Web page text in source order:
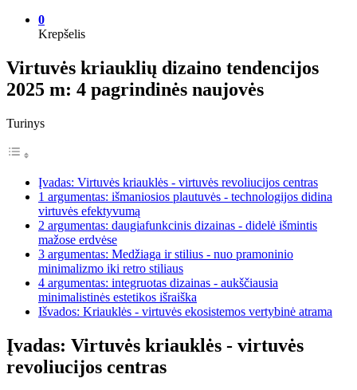
0
Krepšelis
Virtuvės kriauklių dizaino tendencijos
2025 m: 4 pagrindinės naujovės
Turinys
Įvadas: Virtuvės kriauklės - virtuvės revoliucijos centras
1 argumentas: išmaniosios plautuvės - technologijos didina
virtuvės efektyvumą
2 argumentas: daugiafunkcinis dizainas - didelė išmintis
mažose erdvėse
3 argumentas: Medžiaga ir stilius - nuo pramoninio
minimalizmo iki retro stiliaus
4 argumentas: integruotas dizainas - aukščiausia
minimalistinės estetikos išraiška
Išvados: Kriauklės - virtuvės ekosistemos vertybinė atrama
Įvadas: Virtuvės kriauklės - virtuvės
revoliucijos centras